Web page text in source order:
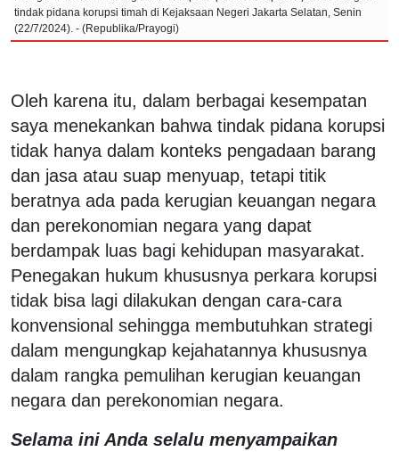
tindak pidana korupsi timah di Kejaksaan Negeri Jakarta Selatan, Senin
(22/7/2024). - (Republika/Prayogi)
Oleh karena itu, dalam berbagai kesempatan
saya menekankan bahwa tindak pidana korupsi
tidak hanya dalam konteks pengadaan barang
dan jasa atau suap menyuap, tetapi titik
beratnya ada pada kerugian keuangan negara
dan perekonomian negara yang dapat
berdampak luas bagi kehidupan masyarakat.
Penegakan hukum khususnya perkara korupsi
tidak bisa lagi dilakukan dengan cara-cara
konvensional sehingga membutuhkan strategi
dalam mengungkap kejahatannya khususnya
dalam rangka pemulihan kerugian keuangan
negara dan perekonomian negara.
Selama ini Anda selalu menyampaikan